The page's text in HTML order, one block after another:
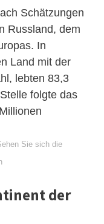
Schätzungen
Russland, dem
In
Land mit der
lebten 83,3
folgte das
Sie sich die
der